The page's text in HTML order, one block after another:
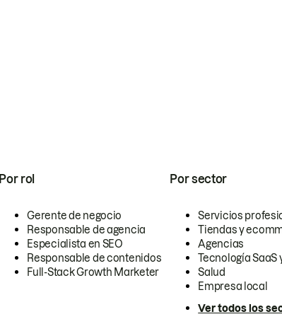
Por rol
Gerente de negocio
Responsable de agencia
Especialista en SEO
Responsable de contenidos
Full-Stack Growth Marketer
Por sector
Servicios
Tiendas y
Agencias
Tecnología SaaS
Salud
Empresa local
Ver todos los